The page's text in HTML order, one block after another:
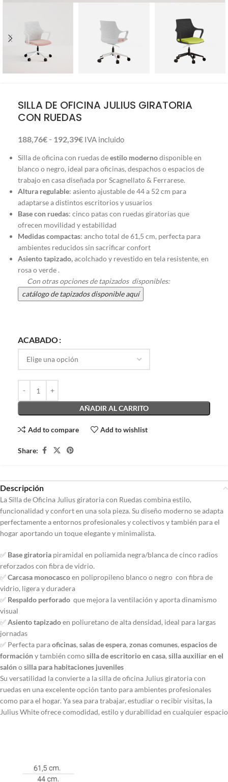
SILLA DE OFICINA JULIUS GIRATORIA
CON RUEDAS
188,76€ - 192,39€ IVA incluido
Silla de oficina con ruedas deestilo modernodisponible en
blanco o negro, ideal para oficinas, despachos o espacios de
trabajo en casa diseñada por Scagnellato & Ferrarese.
Altura regulable: asiento ajustable de 44 a 52 cm para
adaptarse a distintos escritorios y usuarios
Base con ruedas: cinco patas con ruedas giratorias que
ofrecen movilidad y estabilidad
Medidas compactas: ancho total de 61,5 cm, perfecta para
ambientes reducidos sin sacrificar confort
Asiento tapizado,acolchado y revestido en tela resistente, en
rosa o verde .
Con otras opciones de tapizados disponibles:
catálogo de tapizados disponible aquí
ACABADO
AÑADIR AL CARRITO
Add to compare Add to wishlist
Share:
Descripción
La Silla de Oficina Julius giratoria con Ruedas combina estilo,
funcionalidad y confort en una sola pieza. Su diseño moderno se adapta
perfectamente a entornos profesionales y colectivos y también para el
hogar aportando un toque elegante y minimalista.
✅ Base giratoria piramidal en poliamida negra/blanca de cinco radios
reforzados con fibra de vidrio.
✅Carcasa monocascoen polipropileno blanco o negro con fibra de
vidrio, ligera y duradera
✅ Respaldo perforado que mejora la ventilación y aporta dinamismo
visual
✅Asiento tapizadoen poliuretano de alta densidad, ideal para largas
jornadas
✅ Perfecta paraoficinas, salas de espera, zonas comunes, espacios de
formacióny también comosilla de escritorio en casa, silla auxiliar en el
salónosilla para habitaciones juveniles
Su versatilidad la convierte a la silla de oficina Julius giratoria con
ruedas en una excelente opción tanto para ambientes profesionales
como para el hogar. Ya sea para trabajar, estudiar o recibir visitas, la
Julius White ofrece comodidad, estilo y durabilidad en cualquier espacio